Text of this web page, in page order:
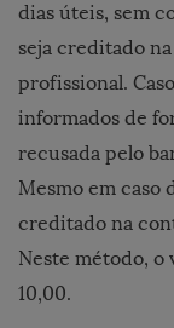
dias úteis, sem
seja creditado
profissional.
informados de
recusada pelo
Mesmo em caso
creditado na
Neste método, o
10,00.